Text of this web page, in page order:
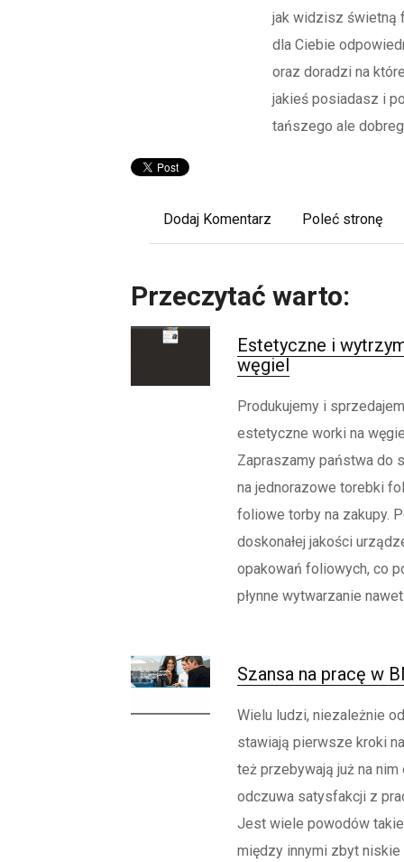
jak widzisz świetną
dla Ciebie
oraz doradzi na
jakieś posiadasz i
tańszego ale
Dodaj Komentarz Poleć stronę
Przeczytać warto:
Estetyczne i
węgiel
Produkujemy i
estetyczne worki na
Zapraszamy państwa do
na jednorazowe torebki
foliowe torby na zakupy.
doskonałej jakości
opakowań foliowych, co
płynne wytwarzanie nawet
Szansa na pracę w
Wielu ludzi, niezależnie
stawiają pierwsze kroki
też przebywają już na nim
odczuwa satysfakcji z
Jest wiele powodów
między innymi zbyt niskie